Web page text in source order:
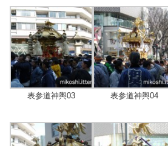
表参道神輿03 表参道神輿04